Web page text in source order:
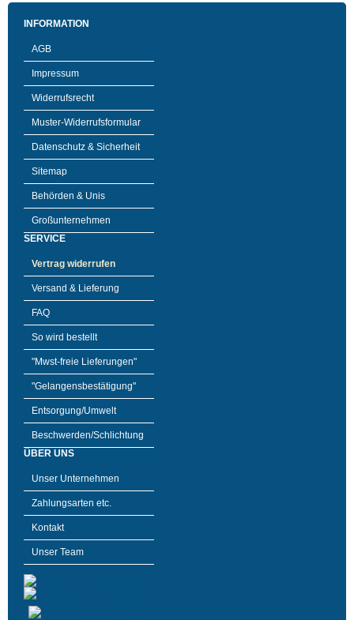
INFORMATION
AGB
Impressum
Widerrufsrecht
Muster-Widerrufsformular
Datenschutz & Sicherheit
Sitemap
Behörden & Unis
Großunternehmen
SERVICE
Vertrag widerrufen
Versand & Lieferung
FAQ
So wird bestellt
"Mwst-freie Lieferungen"
"Gelangensbestätigung"
Entsorgung/Umwelt
Beschwerden/Schlichtung
ÜBER UNS
Unser Unternehmen
Zahlungsarten etc.
Kontakt
Unser Team